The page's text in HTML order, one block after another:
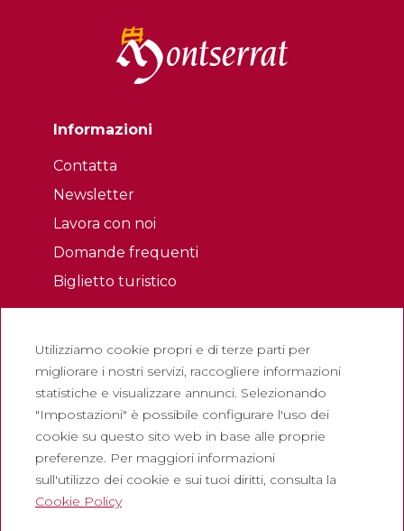
Informazioni
Contatta
Newsletter
Lavora con noi
Domande frequenti
Biglietto turistico
Politica sulla riservatezza
Politica sui cookie
Politica dei Social Network
Canale di segnalazione
Società
Utilizziamo cookie propri e di terze parti per
migliorare i nostri servizi, raccogliere informazioni
statistiche e visualizzare annunci. Selezionando
"Impostazioni" è possibile configurare l'uso dei
cookie su questo sito web in base alle proprie
preferenze. Per maggiori informazioni
sull'utilizzo dei cookie e sui tuoi diritti, consulta la
Cookie Policy